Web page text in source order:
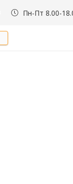
Пн-Пт 8.00-